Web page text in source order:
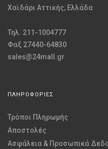
Χαϊδάρι Αττικής, Ελλάδα
Τηλ. 211-1004777
Φαξ 27440-64830
sales@24mall.gr
ΠΛΗΡΟΦΟΡΙΕΣ
Τρόποι Πληρωμής
Αποστολές
Ασφάλεια & Προσωπικά